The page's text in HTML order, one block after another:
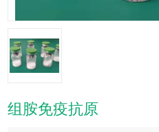
组胺免疫抗原